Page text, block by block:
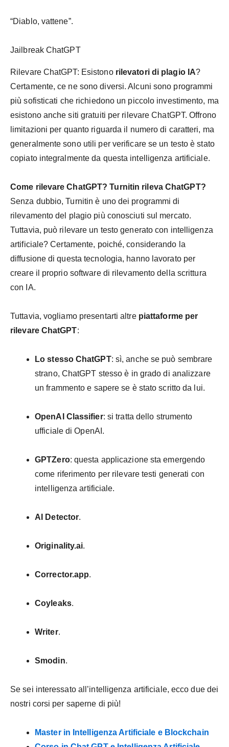
“Diablo, vattene”.
Jailbreak ChatGPT
Rilevare ChatGPT: Esistono rilevatori di plagio IA?
Certamente, ce ne sono diversi. Alcuni sono programmi
più sofisticati che richiedono un piccolo investimento, ma
esistono anche siti gratuiti per rilevare ChatGPT. Offrono
limitazioni per quanto riguarda il numero di caratteri, ma
generalmente sono utili per verificare se un testo è stato
copiato integralmente da questa intelligenza artificiale.
Come rilevare ChatGPT? Turnitin rileva ChatGPT?
Senza dubbio, Turnitin è uno dei programmi di
rilevamento del plagio più conosciuti sul mercato.
Tuttavia, può rilevare un testo generato con intelligenza
artificiale? Certamente, poiché, considerando la
diffusione di questa tecnologia, hanno lavorato per
creare il proprio software di rilevamento della scrittura
con IA.
Tuttavia, vogliamo presentarti altre piattaforme per
rilevare ChatGPT:
Lo stesso ChatGPT: sì, anche se può sembrare
strano, ChatGPT stesso è in grado di analizzare
un frammento e sapere se è stato scritto da lui.
OpenAI Classifier: si tratta dello strumento
ufficiale di OpenAI.
GPTZero: questa applicazione sta emergendo
come riferimento per rilevare testi generati con
intelligenza artificiale.
AI Detector.
Originality.ai.
Corrector.app.
Coyleaks.
Writer.
Smodin.
Se sei interessato all’intelligenza artificiale, ecco due dei
nostri corsi per saperne di più!
Master in Intelligenza Artificiale e Blockchain